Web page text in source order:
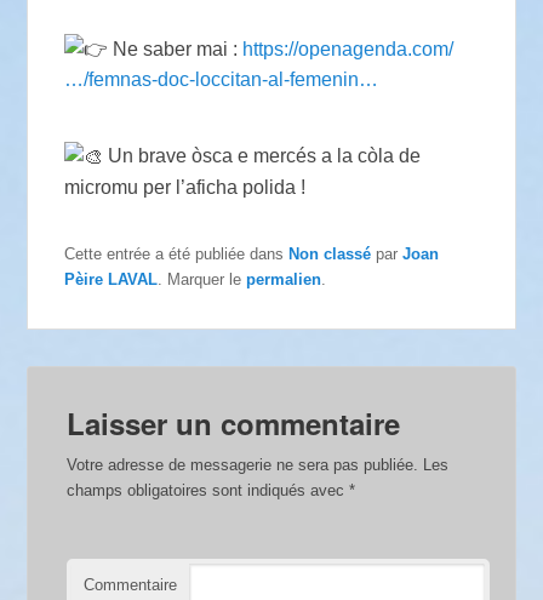
Ne saber mai : https://openagenda.com/
…/femnas-doc-loccitan-al-femenin…
Un brave òsca e mercés a la còla de
micromu per l’aficha polida !
Cette entrée a été publiée dansNon classé parJoan
Pèire LAVAL . Marquer lepermalien
Laisser un commentaire
Votre adresse de messagerie ne sera pas publiée. Les
champs obligatoires sont indiqués avec*
Commentaire